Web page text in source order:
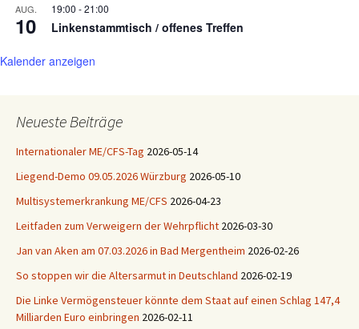
AUG.
10
19:00 -21:00
Linkenstammtisch / offenes Treffen
Kalender anzeigen
Neueste Beiträge
Internationaler ME/CFS-Tag 2026-05-14
Liegend-Demo 09.05.2026 Würzburg 2026-05-10
Multisystemerkrankung ME/CFS 2026-04-23
Leitfaden zum Verweigern der Wehrpflicht 2026-03-30
Jan van Aken am 07.03.2026 in Bad Mergentheim 2026-02-26
So stoppen wir die Altersarmut in Deutschland 2026-02-19
Die Linke Vermögensteuer könnte dem Staat auf einen Schlag 147,4
Milliarden Euro einbringen 2026-02-11